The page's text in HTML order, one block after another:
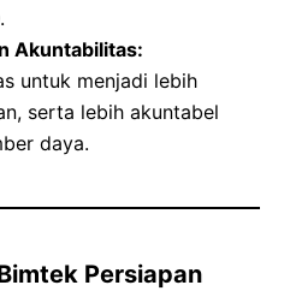
Akuntabilitas:
untuk menjadi lebih
serta lebih akuntabel
daya.
Persiapan